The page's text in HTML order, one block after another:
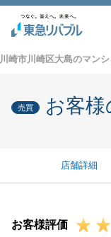
崎市川崎区大島のマン
売買 お客様
店舗詳細
お客様評価